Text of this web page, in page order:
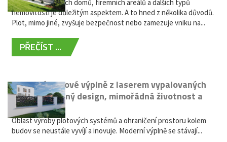
Oplocení rodinných domů, firemních areálů a dalších typů
nemovitostí je důležitým aspektem. A to hned z několika důvodů.
Plot, mimo jiné, zvyšuje bezpečnost nebo zamezuje vniku na...
PŘEČÍST ...
Moderní plotové výplně z laserem vypalovaných
kovů: výjimečný design, mimořádná životnost a
žádná údržba
Oblast výroby plotových systémů a ohraničení prostoru kolem
budov se neustále vyvíjí a inovuje. Moderní výplně se stávají...